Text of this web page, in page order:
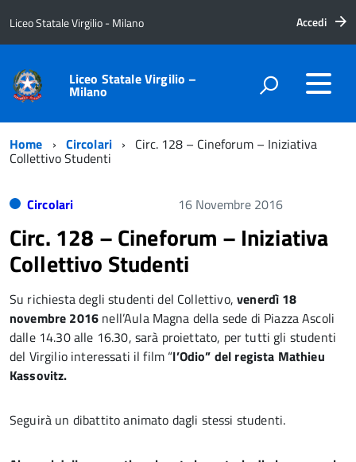
Liceo Statale Virgilio - Milano Accedi
Liceo Statale Virgilio –
Milano
Home Circolari Circ. 128 – Cineforum – Iniziativa
Collettivo Studenti
Circolari 16 Novembre 2016
Circ. 128 – Cineforum – Iniziativa
Collettivo Studenti
Su richiesta degli studenti del Collettivo,venerdì 18
novembre 2016 nell’Aula Magna della sede di Piazza Ascoli
dalle 14.30 alle 16.30, sarà proiettato, per tutti gli studenti
del Virgilio interessati il film “l’Odio” del regista Mathieu
Kassovitz.
Seguirà un dibattito animato dagli stessi studenti.